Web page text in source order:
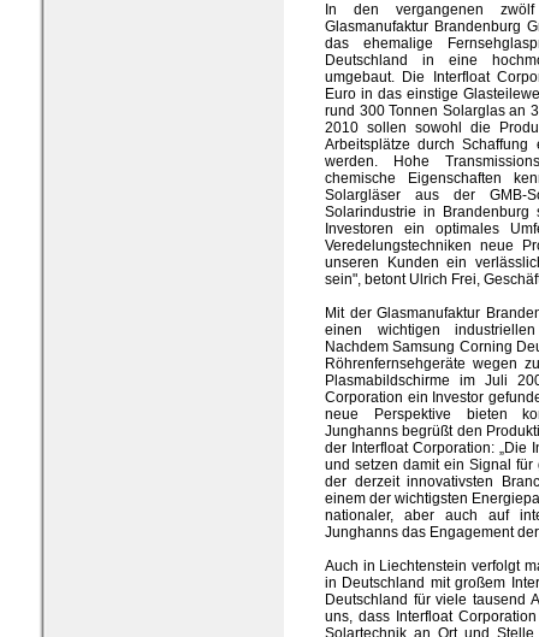
In den vergangenen
Glasmanufaktur Brandenburg
das ehemalige
Deutschland in eine
umgebaut. Die Interfloat
Euro in das einstige
rund 300 Tonnen Solarglas an
2010 sollen sowohl die
Arbeitsplätze durch
werden. Hohe
chemische Eigenschaften
Solargläser aus der GMB-
Solarindustrie in
Investoren ein optimales
Veredelungstechniken neue
unseren Kunden ein
sein", betont Ulrich Frei,
Mit der Glasmanufaktur
einen wichtigen
Nachdem Samsung Corning
Röhrenfernsehgeräte wegen
Plasmabildschirme im Juli
Corporation ein Investor
neue Perspektive bieten
Junghanns begrüßt den
der Interfloat Corporation: „Die
und setzen damit ein Signal
der derzeit innovativsten
einem der wichtigsten
nationaler, aber auch auf
Junghanns das Engagement
Auch in Liechtenstein verfolgt
in Deutschland mit großem
Deutschland für viele tausend
uns, dass Interfloat